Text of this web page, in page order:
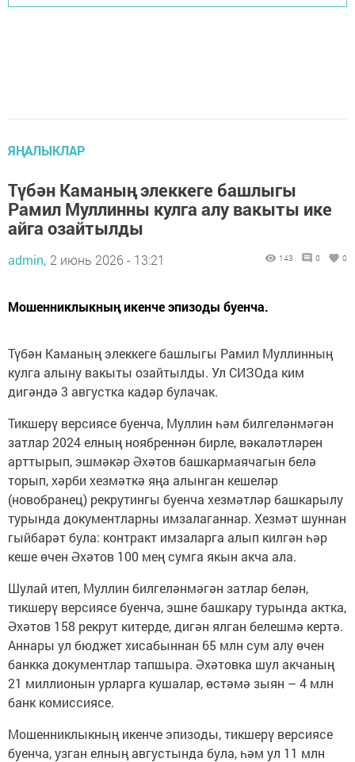
ЯҢАЛЫКЛАР
Түбән Каманың элеккеге башлыгы
Рамил Муллинны кулга алу вакыты ике
айга озайтылды
admin, 2 июнь 2026 - 13:21 143 0 0
Мошенниклыкның икенче эпизоды буенча.
Түбән Каманың элеккеге башлыгы Рамил Муллинның
кулга алыну вакыты озайтылды. Ул СИЗОда ким
дигәндә 3 августка кадәр булачак.
Тикшерү версиясе буенча, Муллин һәм билгеләнмәгән
затлар 2024 елның ноябреннән бирле, вәкаләтләрен
арттырып, эшмәкәр Әхәтов башкармаячагын белә
торып, хәрби хезмәткә яңа алынган кешеләр
(новобранец) рекрутингы буенча хезмәтләр башкарылу
турында документларны имзалаганнар. Хезмәт шуннан
гыйбарәт була: контракт имзаларга алып килгән һәр
кеше өчен Әхәтов 100 мең сумга якын акча ала.
Шулай итеп, Муллин билгеләнмәгән затлар белән,
тикшерү версиясе буенча, эшне башкару турында актка,
Әхәтов 158 рекрут китерде, дигән ялган белешмә кертә.
Аннары ул бюджет хисабыннан 65 млн сум алу өчен
банкка документлар тапшыра. Әхәтовка шул акчаның
21 миллионын урларга кушалар, өстәмә зыян – 4 млн
банк комиссиясе.
Мошенниклыкның икенче эпизоды, тикшерү версиясе
буенча, узган елның августында була, һәм ул 11 млн